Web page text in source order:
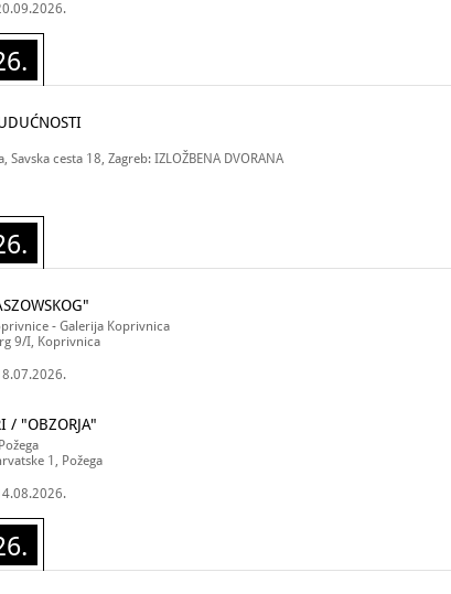
Savska cesta 18, Zagreb: IZLOŽBENA DVORANA
- Galerija Koprivnica
9/I, Koprivnica
/ "OBZORJA"
1, Požega